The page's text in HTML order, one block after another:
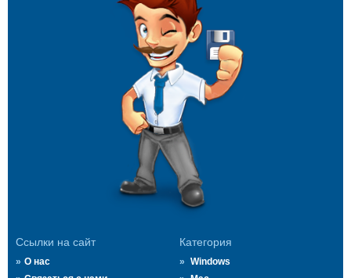
Ссылки на сайт
О нас
Категория
Windows